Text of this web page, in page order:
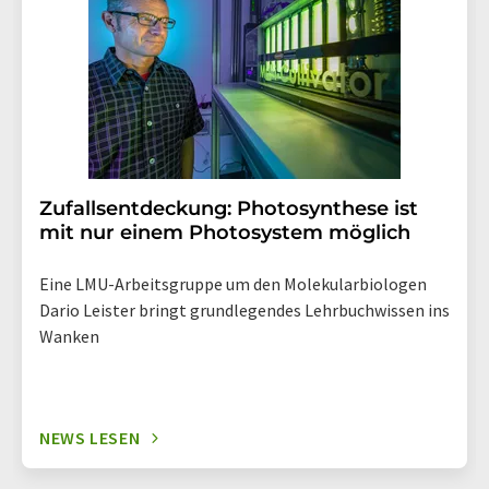
widerrufen. Zudem ist in jeder E-Mail ein Link zur
Abbestellung des entsprechenden Newsletters
enthalten.
Zufallsentdeckung: Photosynthese ist
mit nur einem Photosystem möglich
Eine LMU-Arbeitsgruppe um den Molekularbiologen
Dario Leister bringt grundlegendes Lehrbuchwissen ins
Wanken
NEWS LESEN